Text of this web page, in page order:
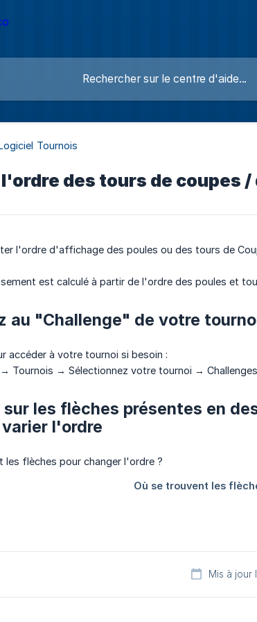
Tournois
des tours de coupes /
l'ordre d'affichage des poules ou des tours de
est calculé à partir de l'ordre des poules et
au "Challenge" de votre
accéder à votre tournoi si besoin :
Tournois → Sélectionnez votre tournoi → Challenges
sur les flèches présentes en
l'ordre
Mis à jour